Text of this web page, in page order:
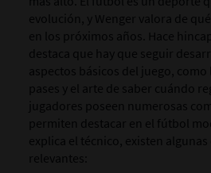
evolución, y Wenger valora de
en los próximos años. Hace
destaca que hay que seguir
aspectos básicos del juego,
pases y el arte de saber cuándo
jugadores poseen numerosas
permiten destacar en el fútbol
explica el técnico, existen
relevantes: